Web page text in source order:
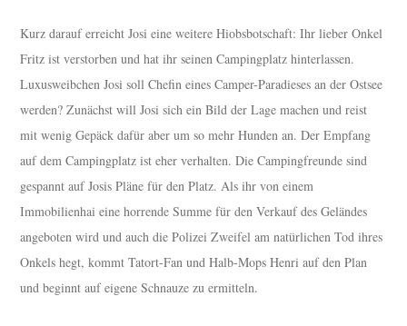
Kurz darauf erreicht Josi eine weitere Hiobsbotschaft: Ihr lieber Onkel
Fritz ist verstorben und hat ihr seinen Campingplatz hinterlassen.
Luxusweibchen Josi soll Chefin eines Camper-Paradieses an der Ostsee
werden? Zunächst will Josi sich ein Bild der Lage machen und reist
mit wenig Gepäck dafür aber um so mehr Hunden an. Der Empfang
auf dem Campingplatz ist eher verhalten. Die Campingfreunde sind
gespannt auf Josis Pläne für den Platz. Als ihr von einem
Immobilienhai eine horrende Summe für den Verkauf des Geländes
angeboten wird und auch die Polizei Zweifel am natürlichen Tod ihres
Onkels hegt, kommt Tatort-Fan und Halb-Mops Henri auf den Plan
und beginnt auf eigene Schnauze zu ermitteln.